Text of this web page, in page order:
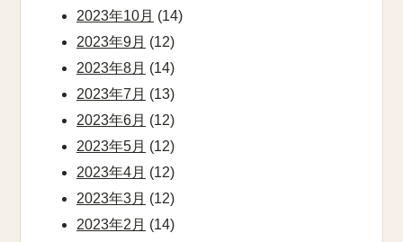
2023年10月 (14)
2023年9月 (12)
2023年8月 (14)
2023年7月 (13)
2023年6月 (12)
2023年5月 (12)
2023年4月 (12)
2023年3月 (12)
2023年2月 (14)